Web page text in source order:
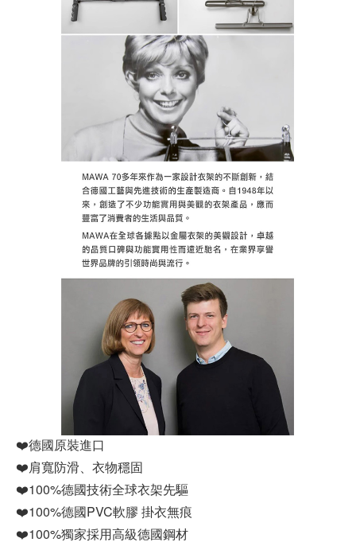
❤️德國原裝進口
❤️肩寬防滑、衣物穩固
❤️100%德國技術全球衣架先驅
❤️100%德國PVC軟膠 掛衣無痕
❤️100%獨家採用高級德國鋼材